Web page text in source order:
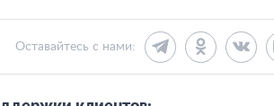
Оставайтесь с нами: